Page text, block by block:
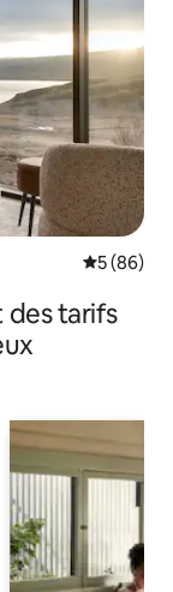
5 (86)
des tarifs